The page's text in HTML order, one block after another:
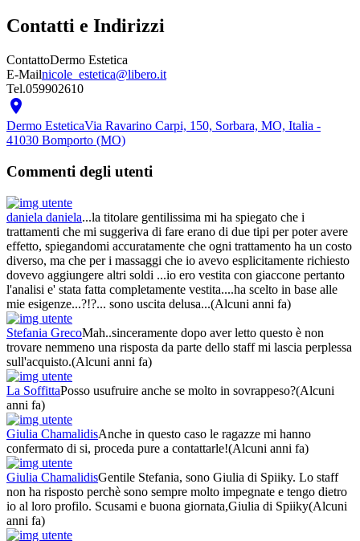
Contatti e Indirizzi
ContattoDermo Estetica
E-Mailnicole_estetica@libero.it
Tel.059902610

Dermo EsteticaVia Ravarino Carpi, 150, Sorbara, MO, Italia -
41030 Bomporto (MO)
Commenti degli utenti
daniela daniela...la titolare gentilissima mi ha spiegato che i
trattamenti che mi suggeriva di fare erano di due tipi per poter avere
effetto, spiegandomi accuratamente che ogni trattamento ha un costo
diverso, ma che per i massaggi che io avevo esplicitamente richiesto
dovevo aggiungere altri soldi ...io ero vestita con giaccone pertanto
l'analisi e' stata fatta completamente vestita....ha scelto in base alle
mie esigenze...?!?... sono uscita delusa...(Alcuni anni fa)
Stefania GrecoMah..sinceramente dopo aver letto questo è non
trovare nemmeno una risposta da parte dello staff mi lascia perplessa
sull'acquisto.(Alcuni anni fa)
La SoffittaPosso usufruire anche se molto in sovrappeso?(Alcuni
anni fa)
Giulia ChamalidisAnche in questo caso le ragazze mi hanno
confermato di si, proceda pure a contattarle!(Alcuni anni fa)
Giulia ChamalidisGentile Stefania, sono Giulia di Spiiky. Lo staff
non ha risposto perchè sono sempre molto impegnate e tengo dietro
io al loro profilo. Scusami e buona giornata,Giulia di Spiiky(Alcuni
anni fa)